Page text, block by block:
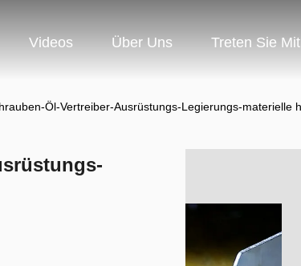
Videos Über Uns Treten Sie
Öl-Vertreiber-Ausrüstungs-Legierungs-materielle